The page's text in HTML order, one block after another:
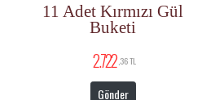
11 Adet Kırmızı Gül
Buketi
2.722 ,36 TL
Gönder